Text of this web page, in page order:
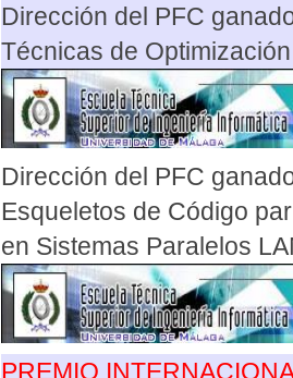
Dirección del PFC
Técnicas de
Dirección del PFC
Esqueletos de Código
en Sistemas Paralelos
PREMIO